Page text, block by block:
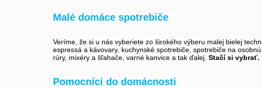
Malé domáce spotrebiče
Veríme, že si u nás vyberiete zo širokého výberu malej bielej
espressá a kávovary, kuchynské spotrebiče, spotrebiče na
rúry, mixéry a šľahače, varné kanvice a tak ďalej. Stačí si vybrať.
Pomocníci do domácnosti